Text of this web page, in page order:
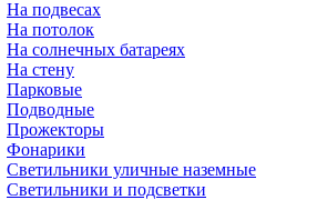
На подвесах
На потолок
На солнечных батареях
На стену
Парковые
Подводные
Прожекторы
Фонарики
Светильники уличные наземные
Светильники и подсветки